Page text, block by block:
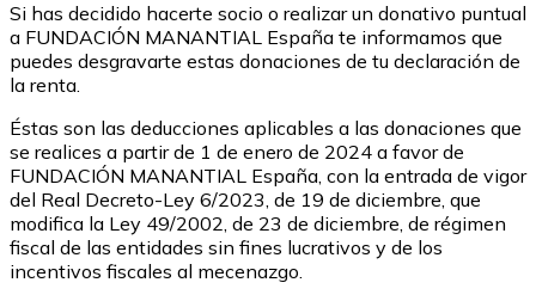
Si has decidido hacerte socio o realizar un donativo puntual
a FUNDACIÓN MANANTIAL España te informamos que
puedes desgravarte estas donaciones de tu declaración de
la renta.
Éstas son las deducciones aplicables a las donaciones que
se realices a partir de 1 de enero de 2024 a favor de
FUNDACIÓN MANANTIAL España, con la entrada de vigor
del Real Decreto-Ley 6/2023, de 19 de diciembre, que
modifica la Ley 49/2002, de 23 de diciembre, de régimen
fiscal de las entidades sin fines lucrativos y de los
incentivos fiscales al mecenazgo.